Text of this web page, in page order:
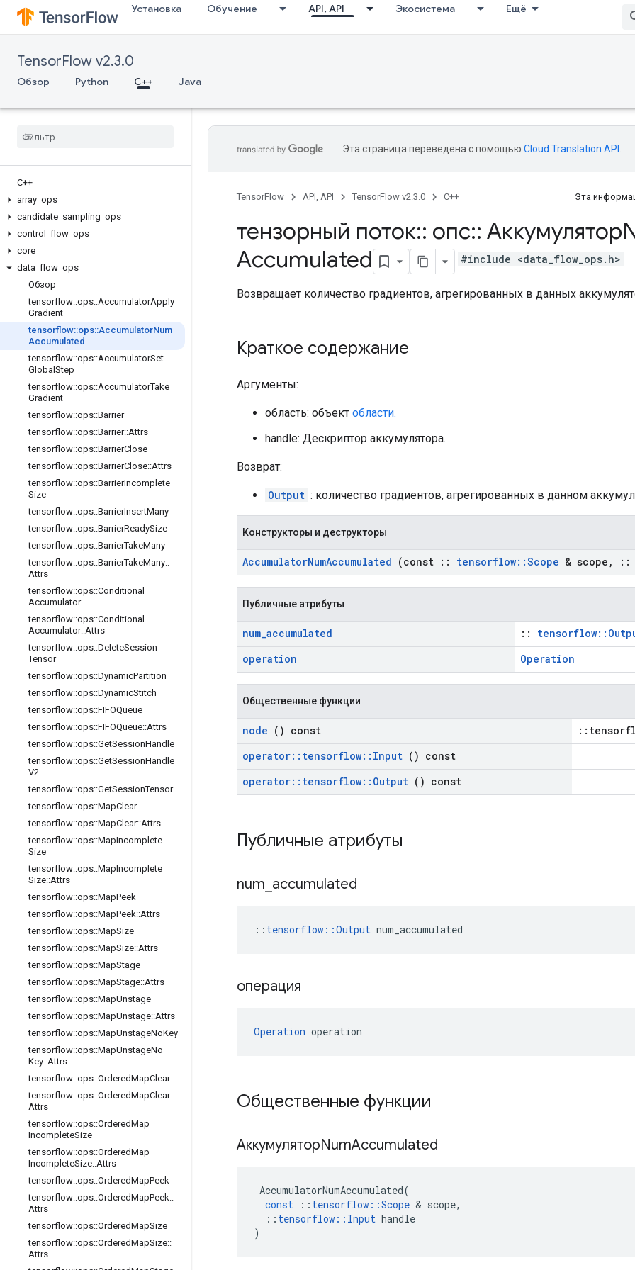
Установка Обучение API, API Экосистема Ещё
TensorFlow v2.3.0
Обзор Python C++ Java
C++
array ops
candidate sampling ops
control
flow ops
core
data flow ops
Обзор
tensorflow::ops::AccumulatorApply
Gradient
tensorflow::ops::AccumulatorNum
Accumulated
tensorflow::ops::AccumulatorSet
Global Step
tensorflow::ops::AccumulatorTake
Gradient
tensorflow::ops::Barrier
tensorflow::ops::Barrier::Attrs
tensorflow::ops::BarrierClose
tensorflow::ops::BarrierClose::Attrs
tensorflow::ops::BarrierIncomplete
Size
tensorflow::ops::BarrierInsertMany
tensorflow::ops::BarrierReadySize
tensorflow::ops::BarrierTakeMany
tensorflow::ops::BarrierTakeMany::
Attrs
tensorflow::ops::Conditional
Accumulator
tensorflow::ops::Conditional
Accumulator::Attrs
tensorflow::ops::DeleteSession
Tensor
tensorflow::ops::DynamicPartition
tensorflow::ops::DynamicStitch
tensorflow::ops::FIFOQueue
tensorflow::ops::FIFOQueue::Attrs
tensorflow::ops::GetSessionHandle
tensorflow::ops::GetSessionHandle
V2
tensorflow::ops::GetSessionTensor
tensorflow::ops::MapClear
tensorflow::ops::MapClear::Attrs
tensorflow::ops::MapIncomplete
Size
tensorflow::ops::MapIncomplete
Size::Attrs
tensorflow::ops::MapPeek
tensorflow::ops::MapPeek::Attrs
tensorflow::ops::MapSize
tensorflow::ops::MapSize::Attrs
tensorflow::ops::MapStage
tensorflow::ops::MapStage::Attrs
tensorflow::ops::MapUnstage
tensorflow::ops::MapUnstage::Attrs
tensorflow::ops::MapUnstageNoKey
tensorflow::ops::MapUnstageNo
Key::Attrs
tensorflow::ops::OrderedMapClear
tensorflow::ops::OrderedMapClear::
Attrs
tensorflow::ops::OrderedMap
IncompleteSize
tensorflow::ops::OrderedMap
IncompleteSize::Attrs
tensorflow::ops::OrderedMapPeek
tensorflow::ops::OrderedMapPeek::
Attrs
tensorflow::ops::OrderedMapSize
tensorflow::ops::OrderedMapSize::
Attrs
Эта страница переведена с помощью Cloud Translation API
TensorFlow API, API TensorFlow v2.3.0 C++ Эта
тензорный поток:: опс::
Accumulated
#include <data_flow_ops.h>
Возвращает количество градиентов, агрегированных в данных
Краткое содержание
Аргументы:
область: объект области.
handle: Дескриптор аккумулятора.
Возврат:
Output : количество градиентов, агрегированных в данном
Конструкторы и деструкторы
AccumulatorNumAccumulated (const :: tensorflow::Scope & scope , ::
Публичные атрибуты
num_accumulated ::
operation
Operation
Общественные функции
node () const
operator:: tensorflow:: Input () const
operator:: tensorflow:: Output () const
Публичные атрибуты
num accumulated
:: tensorflow::Output num_accumulated
операция
Operation operation
Общественные функции
АккумуляторNumAccumulated
AccumulatorNumAccumulated(
const
:: tensorflow ::Scope & scope,
:: tensorflow :: Input handle
)